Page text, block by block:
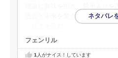
過去と未来を繋ぐ特異点の修復
フェンリル
1 人がナイス！しています